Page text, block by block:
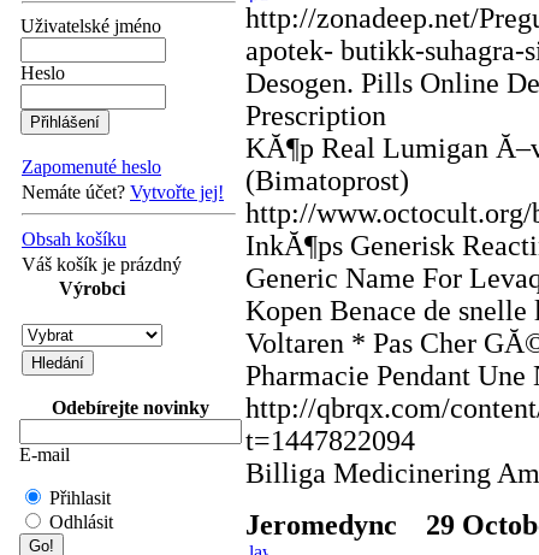
Uživatelské jméno
Heslo
Zapomenuté heslo
Nemáte účet? Vytvořte jej!
Obsah košíku
Váš košík je prázdný
Výrobci
Odebírejte novinky
E-mail
Přihlasit
Odhlásit
http://zonadeep.net/
apotek- butikk-
Desogen. Pills Online
Prescription
KĂ¶p Real Lumigan
(Bimatoprost)
http://www.octocult.org/
InkĂ¶ps Generisk
Generic Name For
Kopen Benace de
Voltaren * Pas Cher
Pharmacie Pendant Une
http://qbrqx.com/
t=1447822094
Billiga Medicinering
Jeromedync
29